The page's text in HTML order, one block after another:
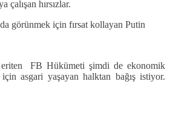
çalışan hırsızlar.
görünmek için fırsat kollayan Putin
FB Hükümeti şimdi de ekonomik
için asgari yaşayan halktan bağış istiyor.